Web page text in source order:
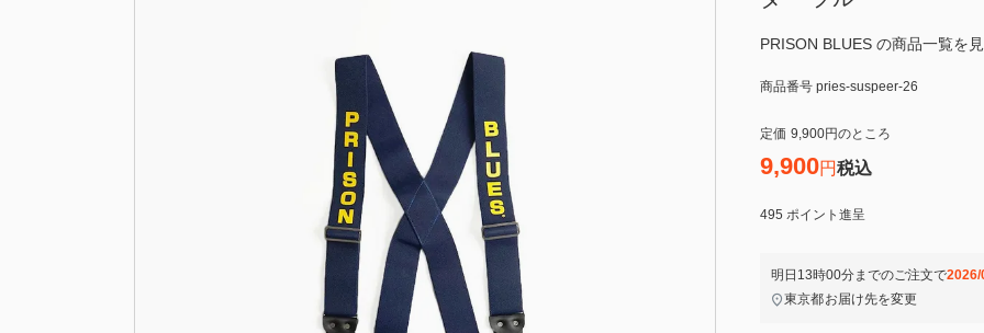
PRISON BLUES の商品一覧を
商品番号 pries-suspeer-26
定価 9,900 のところ
9,900 税込
495 ポイント進呈
明日 13時00分までのご注文で2026/
東京都お届け先を変更